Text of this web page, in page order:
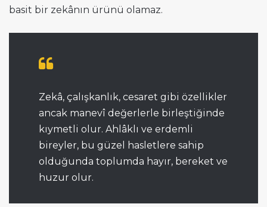
basit bir zekânın ürünü olamaz.
Zekâ, çalışkanlık, cesaret gibi özellikler
ancak manevî değerlerle birleştiğinde
kıymetli olur. Ahlâklı ve erdemli
bireyler, bu güzel hasletlere sahip
olduğunda toplumda hayır, bereket ve
huzur olur.